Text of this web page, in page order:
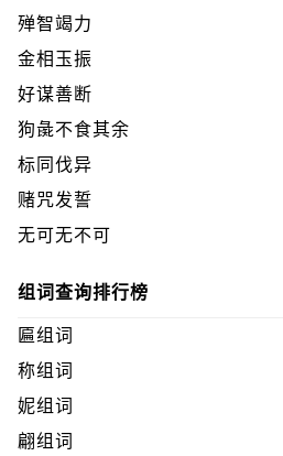
殚智竭力
金相玉振
好谋善断
狗彘不食其余
标同伐异
赌咒发誓
无可无不可
组词查询排行榜
匾组词
称组词
妮组词
翩组词